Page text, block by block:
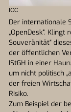
ICC
Der internationale
„OpenDesk“.
Souveränität“
der öffentlichen
IStGH in einer
um nicht politisch
der freien
Risiko.
Zum Beispiel der